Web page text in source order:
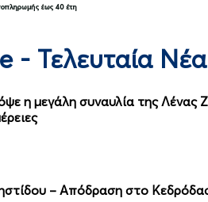
- Τελευταία Νέα
η μεγάλη συναυλία της Λένας
– Απόδραση στο